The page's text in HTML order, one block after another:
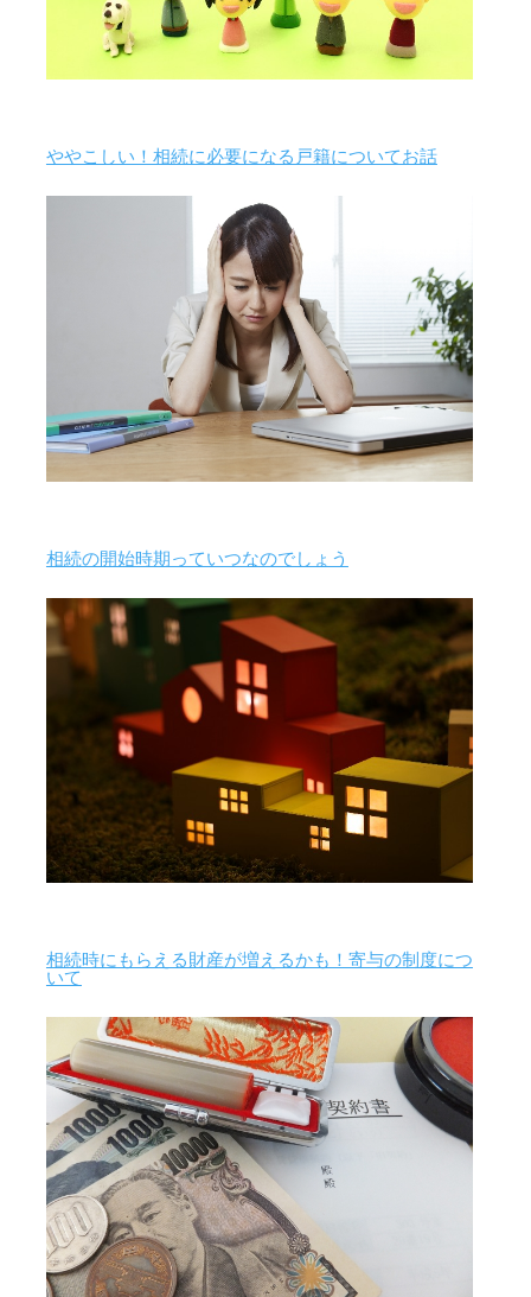
ややこしい！相続に必要になる戸籍についてお話
相続の開始時期っていつなのでしょう
相続時にもらえる財産が増えるかも！寄与の制度につ
いて